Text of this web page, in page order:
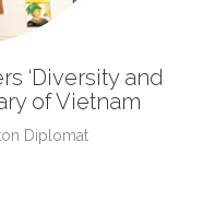
‘Diversity and
of Vietnam
Diplomat